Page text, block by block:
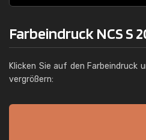
Farbeindruck NCS S
Klicken Sie auf den Farbeindruck
vergrößern: